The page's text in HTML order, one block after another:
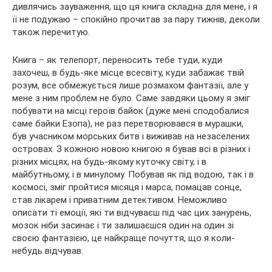
дивлячись зауваження, що ця книга складна для мене, і я
її не подужаю – спокійно прочитав за пару тижнів, деколи
також перечитую.
Книга – як телепорт, переносить тебе туди, куди
захочеш, в будь-яке місце всесвіту, куди забажає твій
розум, все обмежується лише розмахом фантазії, але у
мене з ним проблем не було. Саме завдяки цьому я зміг
побувати на місці героїв байок (дуже мені сподобалися
саме байки Езопа), не раз перетворювався в мурашки,
був учасником морських битв і виживав на незаселених
островах. З кожною новою книгою я бував всі в різних і
різних місцях, на будь-якому куточку світу, і в
майбутньому, і в минулому. Побував як під водою, так і в
космосі, зміг пройтися місяця і марса, помацав сонце,
став лікарем і приватним детективом. Неможливо
описати ті емоції, які ти відчуваєш під час цих занурень,
мозок ніби засинає і ти залишаєшся один на один зі
своєю фантазією, це найкраще почуття, що я коли-
небудь відчував.